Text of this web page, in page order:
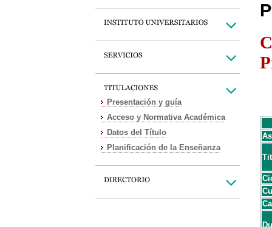
Presentación y guía
Acceso y Normativa Académica
Datos del Título
Planificación de la Enseñanza